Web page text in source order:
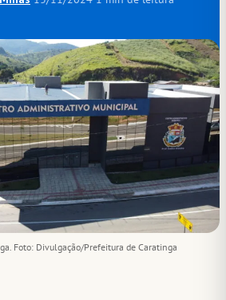
Foto: Divulgação/Prefeitura de Caratinga